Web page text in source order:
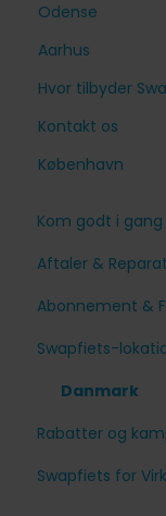
Odense
Aarhus
Hvor tilbyder
Kontakt os
København
Kom godt i
Tilmelding til
Modtagelse
Vores cykler
Aftaler &
Problemer
Jeg har en
Andre
Abonnement &
Tillæg og
Ændre mit
Min konto
Opsig mit
Swapfiets-
Danmark
Rabatter og
Venner med
Swapfiets for